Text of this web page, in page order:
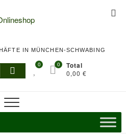
IN MÜNCHEN-SCHWABING
Suchen
nach:
0 Total
0,00 €
0